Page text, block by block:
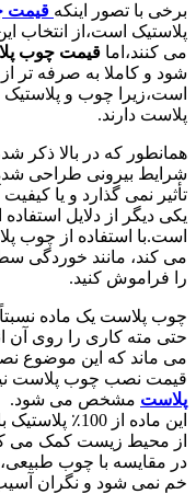
برخی با تصور اینکهقیمت
پلاستیک است،از انتخاب
می کنند،اماقیمت چوب
شود و کاملا به صرفه تر
است،زیرا چوب و
پلاست دارند.
همانطور که در بالا ذکر
شرایط بیرونی طراحی شده
تأثیر نمی گذارد و یا
یکی دیگر از دلایل
است.با استفاده از چوب
می کند، مانند خوردگی
را فراموش کنید.
چوب پلاست یک ماده نسبتاً
حتی مته کاری را روی آن
می ماند که این موضوع
قیمت نصب چوب پلاست نیز
پلاستمشخص می شود.
این ماده از
از محیط زیست کمک می
در مقایسه با چوب طبیعی،
خم نمی شود و نگران آسیب